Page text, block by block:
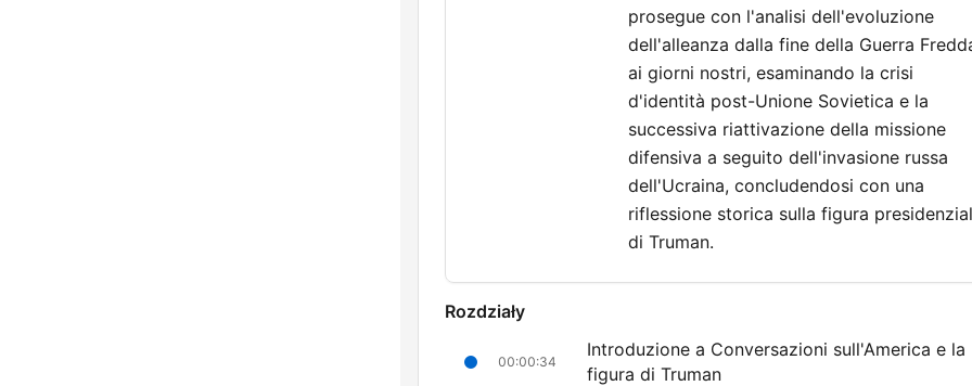
prosegue con l'analisi dell'evoluzione
dell'alleanza dalla fine della Guerra
ai giorni nostri, esaminando la crisi
d'identità post-Unione Sovietica e la
successiva riattivazione della missione
difensiva a seguito dell'invasione russa
dell'Ucraina, concludendosi con una
riflessione storica sulla figura
di Truman.
Rozdziały
00:00:34
Introduzione a Conversazioni sull'America e la
figura di Truman